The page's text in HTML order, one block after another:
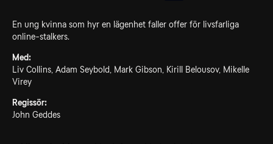
En ung kvinna som hyr en lägenhet faller offer för livsfarliga
online-stalkers.
Med:
Liv Collins, Adam Seybold, Mark Gibson, Kirill Belousov, Mikelle
Virey
Regissör:
John Geddes